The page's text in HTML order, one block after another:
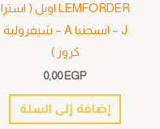
LEMFÖRDER اوبل ( استرا
J – انسجنيا A – شيفرولية
كروز )
0,00 EGP
إضافة إلى السلة